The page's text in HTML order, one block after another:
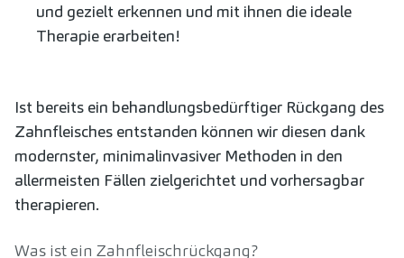
und gezielt erkennen und mit ihnen die ideale
Therapie erarbeiten!
Ist bereits ein behandlungsbedürftiger Rückgang des
Zahnfleisches entstanden können wir diesen dank
modernster, minimalinvasiver Methoden in den
allermeisten Fällen zielgerichtet und vorhersagbar
therapieren.
Was ist ein Zahnfleischrückgang?